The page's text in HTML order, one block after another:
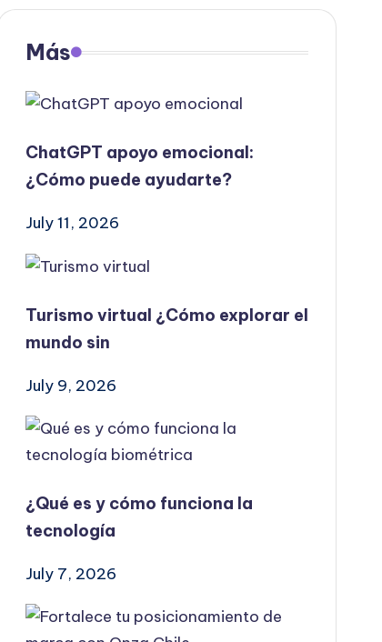
Más
ChatGPT apoyo emocional:
¿Cómo puede ayudarte?
July 11, 2026
Turismo virtual ¿Cómo explorar el
mundo sin
July 9, 2026
¿Qué es y cómo funciona la
tecnología
July 7, 2026